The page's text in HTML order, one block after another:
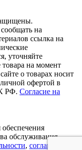
на
ссылка на
уточняйте
товара на момент
о товарах носит
офертой в
РФ. Согласие на
обслуживания.
, соглашении